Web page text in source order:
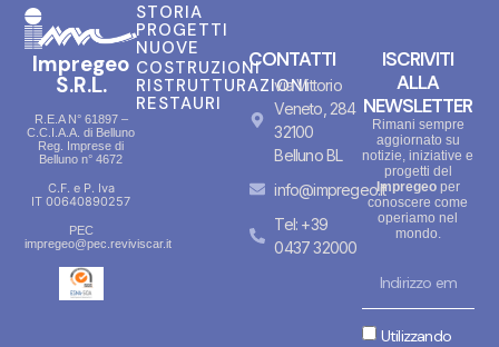
Impregeo
S.R.L.
R.E.A N° 61897 –
C.C.I.A.A. di Belluno
Reg. Imprese di
Belluno n° 4672
C.F. e P. Iva
IT 00640890257
PEC
impregeo@pec.reviviscar.it
STORIA
PROGETTI
NUOVE
COSTRUZIONI
RISTRUTTURAZIONI
RESTAURI
CONTATTI
via Vittorio
Veneto, 284
32100
Belluno BL
info@impregeo.it
Tel: +39
0437 32000
ISCRIVITI
ALLA
NEWSLETTER
Rimani sempre
aggiornato su
notizie, iniziative e
progetti del
Impregeoper
conoscere come
operiamo nel
mondo.
Utilizzando